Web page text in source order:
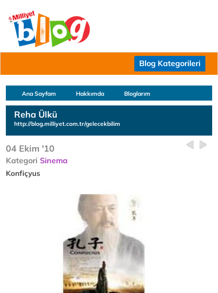
Blog Kategorileri
Ana Sayfam Hakkımda Bloglarım
Reha Ülkü
http://blog.milliyet.com.tr/gelecekbilim
04 Ekim '10
Kategori Sinema
Konfiçyus